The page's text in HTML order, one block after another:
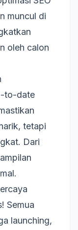
muncul di
oleh calon
to-date
tetapi
Dari
Semua
launching,